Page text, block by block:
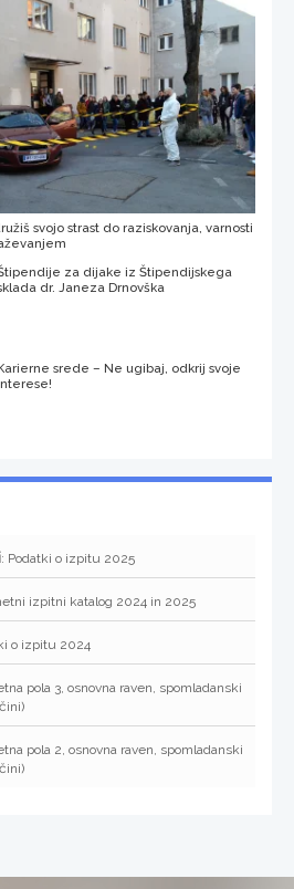
svojo strast do raziskovanja, varnosti
za dijake iz Štipendijskega
dr. Janeza Drnovška
srede – Ne ugibaj, odkrij svoje
: Podatki o izpitu 2025
izpitni katalog 2024 in 2025
o izpitu 2024
pola 3, osnovna raven, spomladanski
pola 2, osnovna raven, spomladanski